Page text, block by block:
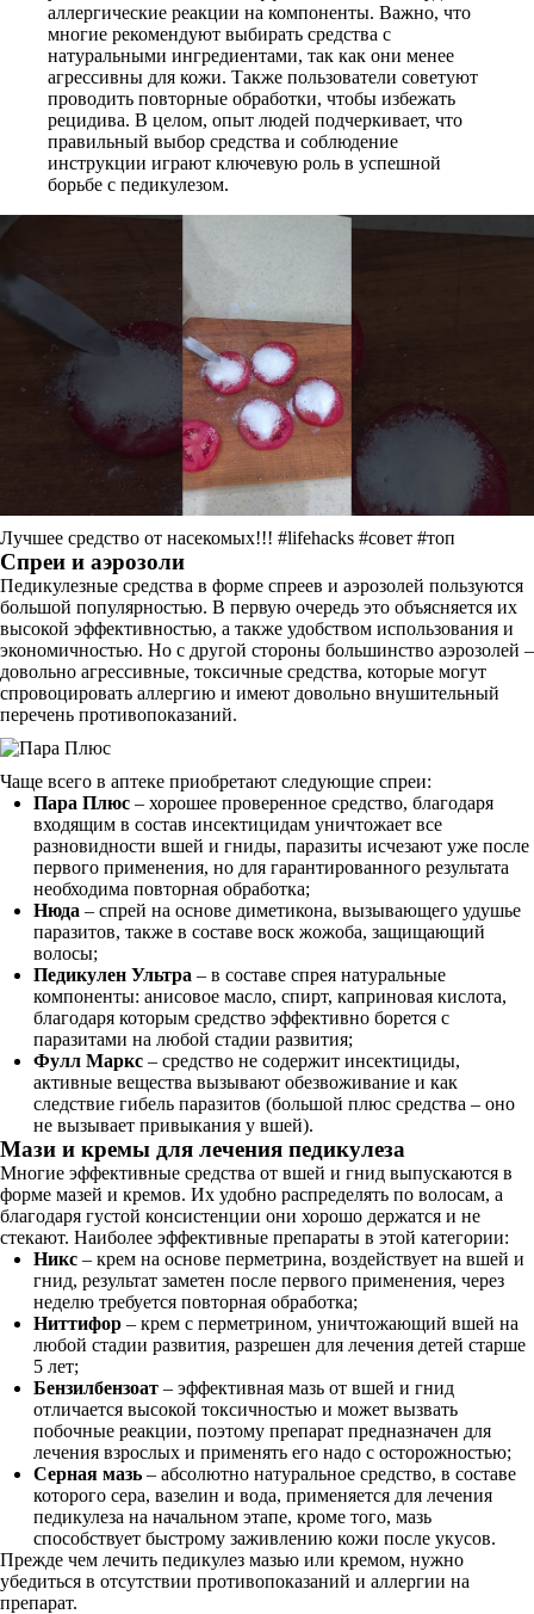
аллергические реакции на компоненты. Важно, что
многие рекомендуют выбирать средства с
натуральными ингредиентами, так как они менее
агрессивны для кожи. Также пользователи советуют
проводить повторные обработки, чтобы избежать
рецидива. В целом, опыт людей подчеркивает, что
правильный выбор средства и соблюдение
инструкции играют ключевую роль в успешной
борьбе с педикулезом.
Лучшее средство от насекомых!!! #lifehacks #совет #топ
Спреи и аэрозоли
Педикулезные средства в форме спреев и аэрозолей пользуются
большой популярностью. В первую очередь это объясняется их
высокой эффективностью, а также удобством использования и
экономичностью. Но с другой стороны большинство аэрозолей –
довольно агрессивные, токсичные средства, которые могут
спровоцировать аллергию и имеют довольно внушительный
перечень противопоказаний.
Чаще всего в аптеке приобретают следующие спреи:
Пара Плюс – хорошее проверенное средство, благодаря
входящим в состав инсектицидам уничтожает все
разновидности вшей и гниды, паразиты исчезают уже после
первого применения, но для гарантированного результата
необходима повторная обработка;
Нюда – спрей на основе диметикона, вызывающего удушье
паразитов, также в составе воск жожоба, защищающий
волосы;
Педикулен Ультра – в составе спрея натуральные
компоненты: анисовое масло, спирт, каприновая кислота,
благодаря которым средство эффективно борется с
паразитами на любой стадии развития;
Фулл Маркс – средство не содержит инсектициды,
активные вещества вызывают обезвоживание и как
следствие гибель паразитов (большой плюс средства – оно
не вызывает привыкания у вшей).
Мази и кремы для лечения педикулеза
Многие эффективные средства от вшей и гнид выпускаются в
форме мазей и кремов. Их удобно распределять по волосам, а
благодаря густой консистенции они хорошо держатся и не
стекают. Наиболее эффективные препараты в этой категории:
Никс – крем на основе перметрина, воздействует на вшей и
гнид, результат заметен после первого применения, через
неделю требуется повторная обработка;
Ниттифор – крем с перметрином, уничтожающий вшей на
любой стадии развития, разрешен для лечения детей старше
5 лет;
Бензилбензоат – эффективная мазь от вшей и гнид
отличается высокой токсичностью и может вызвать
побочные реакции, поэтому препарат предназначен для
лечения взрослых и применять его надо с осторожностью;
Серная мазь – абсолютно натуральное средство, в составе
которого сера, вазелин и вода, применяется для лечения
педикулеза на начальном этапе, кроме того, мазь
способствует быстрому заживлению кожи после укусов.
Прежде чем лечить педикулез мазью или кремом, нужно
убедиться в отсутствии противопоказаний и аллергии на
препарат.